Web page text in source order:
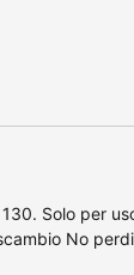
Solo per
No